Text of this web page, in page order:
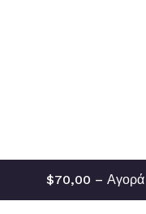
$70,00 – Αγορά